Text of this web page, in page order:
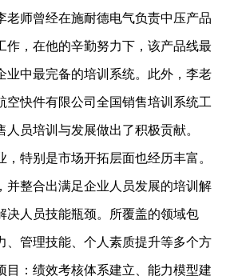
老师曾经在施耐德电气负责中压产品
作，在他的辛勤努力下，该产品线最
业中最完备的培训系统。此外，李老
空快件有限公司全国销售培训系统工
员培训与发展做出了积极贡献。
特别是市场开拓层面也经历丰富。
并整合出满足企业人员发展的培训解
决人员技能瓶颈。所覆盖的领域包
、管理技能、个人素质提升等多个方
目：绩效考核体系建立、能力模型建